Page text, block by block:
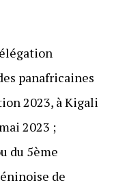
panafricaines
2023, à Kigali
2023 ;
du 5ème
de